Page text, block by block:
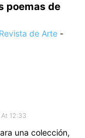
poemas de
de Arte -
12:33
una colección,